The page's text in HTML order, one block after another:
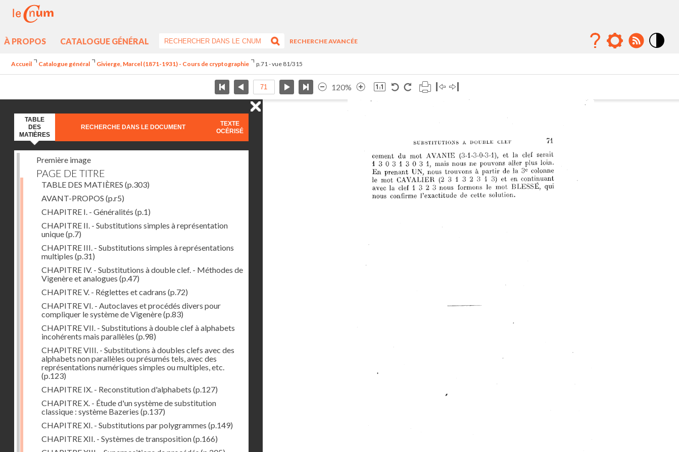
À PROPOS CATALOGUE GÉNÉRAL
RECHERCHE AVANCÉE
Accueil Catalogue général Givierge, Marcel (1871-1931) - Cours de cryptographie p.71 - vue 81/315
120%
TABLE
DES
MATIÈRES
RECHERCHE DANS LE DOCUMENT
TEXTE
OCÉRISÉ
Première image
PAGE DE TITRE
TABLE DES MATIÈRES (p.303)
AVANT-PROPOS (p.r5)
CHAPITRE I. - Généralités (p.1)
CHAPITRE II. - Substitutions simples à représentation
unique(p.7)
CHAPITRE III. - Substitutions simples à représentations
multiples (p.31)
CHAPITRE IV. - Substitutions à double clef. - Méthodes de
Vigenère et analogues (p.47)
CHAPITRE V. - Réglettes et cadrans (p.72)
CHAPITRE VI. - Autoclaves et procédés divers pour
compliquer le système de Vigenère(p.83)
CHAPITRE VII. - Substitutions à double clef à alphabets
incohérents mais parallèles (p.98)
CHAPITRE VIII. - Substitutions à doubles clefs avec des
alphabets non parallèles ou présumés tels, avec des
représentations numériques simples ou multiples, etc.
(p.123)
CHAPITRE IX. - Reconstitution d'alphabets (p.127)
CHAPITRE X. - Étude d'un système de substitution
classique : système Bazeries (p.137)
CHAPITRE XI. - Substitutions par polygrammes (p.149)
CHAPITRE XII. - Systèmes de transposition(p.166)